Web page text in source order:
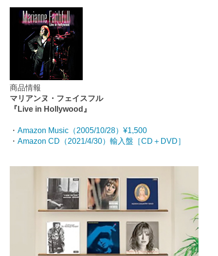
商品情報
マリアンヌ・フェイスフル
『Live in Hollywood』
・ Amazon Music（2005/10/28）¥1,500
・ Amazon CD（2021/4/30）輸入盤［CD＋DVD］